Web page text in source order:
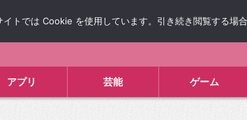
アプリ 芸能 ゲーム
トでは Cookie を使用しています。引き続き閲覧する場